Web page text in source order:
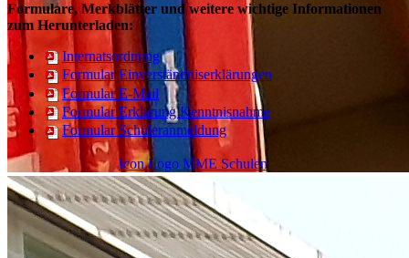
Formulare, Merkblätter und weitere wichtige Informationen
zum Herunterladen:
Internatsordnung
Formular Einverständniserklärungen
Formular E-Mail
Formular Erklärung Kenntnisnahme
Formular Schüleranmeldung